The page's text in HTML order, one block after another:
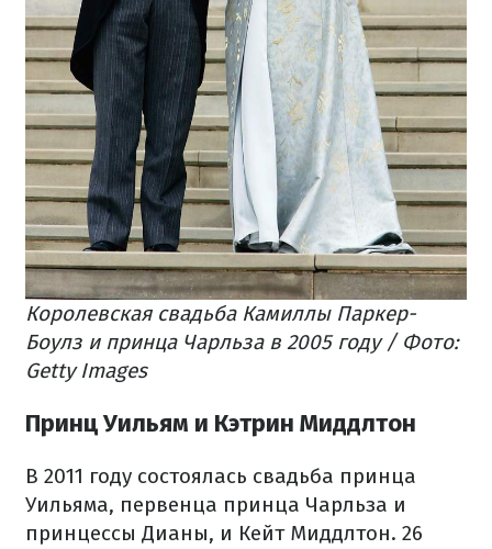
Королевская свадьба Камиллы Паркер-
Боулз и принца Чарльза в 2005 году / Фото:
Getty Images
Принц Уильям и Кэтрин Миддлтон
В 2011 году состоялась свадьба принца
Уильяма, первенца принца Чарльза и
принцессы Дианы, и Кейт Миддлтон. 26